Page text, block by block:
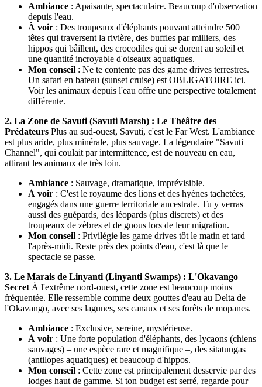
Ambiance : Apaisante, spectaculaire. Beaucoup d'observation
depuis l'eau.
À voir : Des troupeaux d'éléphants pouvant atteindre 500
têtes qui traversent la rivière, des buffles par milliers, des
hippos qui bâillent, des crocodiles qui se dorent au soleil et
une quantité incroyable d'oiseaux aquatiques.
Mon conseil : Ne te contente pas des game drives terrestres.
Un safari en bateau (sunset cruise) est OBLIGATOIRE ici.
Voir les animaux depuis l'eau offre une perspective totalement
différente.
2. La Zone de Savuti (Savuti Marsh) : Le Théâtre des
Prédateurs Plus au sud-ouest, Savuti, c'est le Far West. L'ambiance
est plus aride, plus minérale, plus sauvage. La légendaire "Savuti
Channel", qui coulait par intermittence, est de nouveau en eau,
attirant les animaux de très loin.
Ambiance : Sauvage, dramatique, imprévisible.
À voir : C'est le royaume des lions et des hyènes tachetées,
engagés dans une guerre territoriale ancestrale. Tu y verras
aussi des guépards, des léopards (plus discrets) et des
troupeaux de zèbres et de gnous lors de leur migration.
Mon conseil : Privilégie les game drives tôt le matin et tard
l'après-midi. Reste près des points d'eau, c'est là que le
spectacle se passe.
3. Le Marais de Linyanti (Linyanti Swamps) : L'Okavango
Secret À l'extrême nord-ouest, cette zone est beaucoup moins
fréquentée. Elle ressemble comme deux gouttes d'eau au Delta de
l'Okavango, avec ses lagunes, ses canaux et ses forêts de mopanes.
Ambiance : Exclusive, sereine, mystérieuse.
À voir : Une forte population d'éléphants, des lycaons (chiens
sauvages) – une espèce rare et magnifique –, des sitatungas
(antilopes aquatiques) et beaucoup d'hippos.
Mon conseil : Cette zone est principalement desservie par des
lodges haut de gamme. Si ton budget est serré, regarde pour